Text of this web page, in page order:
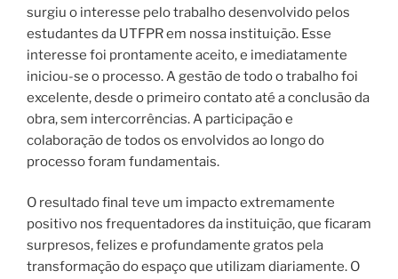
surgiu o interesse pelo trabalho desenvolvido pelos
estudantes da UTFPR em nossa instituição. Esse
interesse foi prontamente aceito, e imediatamente
iniciou-se o processo. A gestão de todo o trabalho foi
excelente, desde o primeiro contato até a conclusão da
obra, sem intercorrências. A participação e
colaboração de todos os envolvidos ao longo do
processo foram fundamentais.
O resultado final teve um impacto extremamente
positivo nos frequentadores da instituição, que ficaram
surpresos, felizes e profundamente gratos pela
transformação do espaço que utilizam diariamente. O